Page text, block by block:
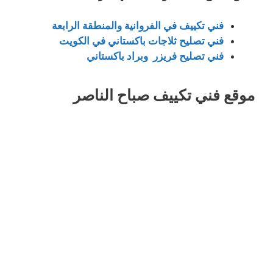
فني تكييف في الفروانية والمنطقة الرابعة
فني تصليح ثلاجات باكستاني في الكويت
فني تصليح فريزر وبراد باكستاني
موقع فني تكييف صباح الناصر